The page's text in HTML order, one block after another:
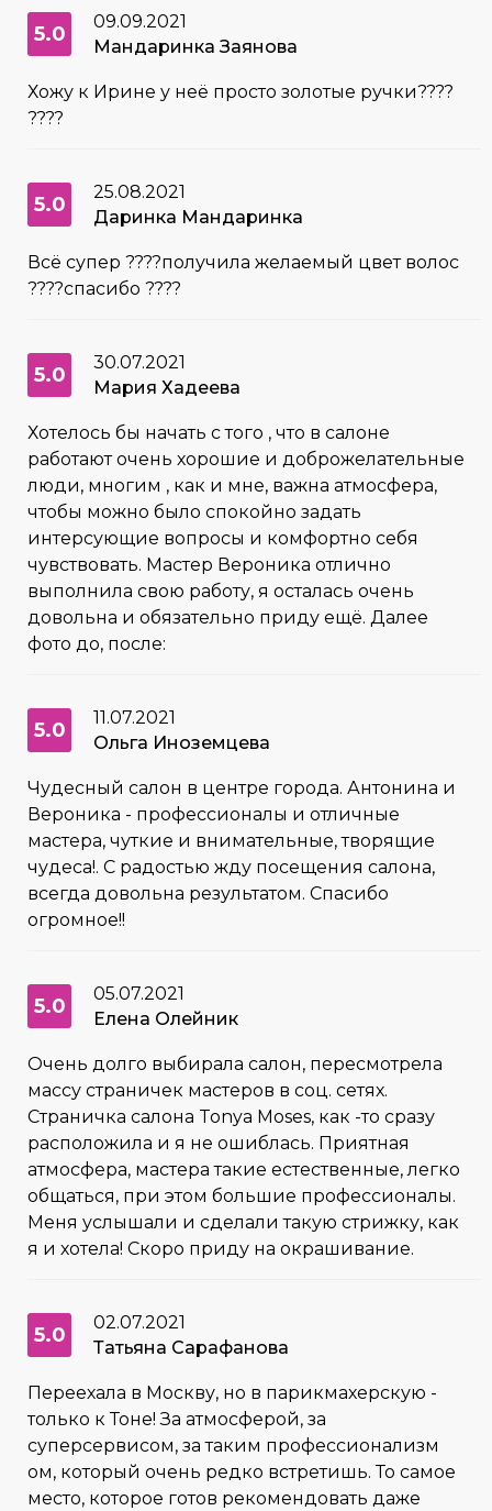
5.0
09.09.2021
Мандаринка Заянова
Хожу к Ирине у неё просто золотые ручки????
????
5.0
25.08.2021
Даринка Мандаринка
Всё супер ????получила желаемый цвет волос
????спасибо ????
5.0
30.07.2021
Мария Хадеева
Хотелось бы начать с того , что в салоне
работают очень хорошие и доброжелательные
люди, многим , как и мне, важна атмосфера,
чтобы можно было спокойно задать
интерсующие вопросы и комфортно себя
чувствовать. Мастер Вероника отлично
выполнила свою работу, я осталась очень
довольна и обязательно приду ещё. Далее
фото до, после:
5.0
11.07.2021
Ольга Иноземцева
Чудесный салон в центре города. Антонина и
Вероника - профессионалы и отличные
мастера, чуткие и внимательные, творящие
чудеса!. С радостью жду посещения салона,
всегда довольна результатом. Спасибо
огромное!!
5.0
05.07.2021
Елена Олейник
Очень долго выбирала салон, пересмотрела
массу страничек мастеров в соц. сетях.
Страничка салона Tonya Moses, как -то сразу
расположила и я не ошиблась. Приятная
атмосфера, мастера такие естественные, легко
общаться, при этом большие профессионалы.
Меня услышали и сделали такую стрижку, как
я и хотела! Скоро приду на окрашивание.
5.0
02.07.2021
Татьяна Сарафанова
Переехала в Москву, но в парикмахерскую -
только к Тоне! За атмосферой, за
суперсервисом, за таким профессионализм
ом, который очень редко встретишь. То самое
место, которое готов рекомендовать даже